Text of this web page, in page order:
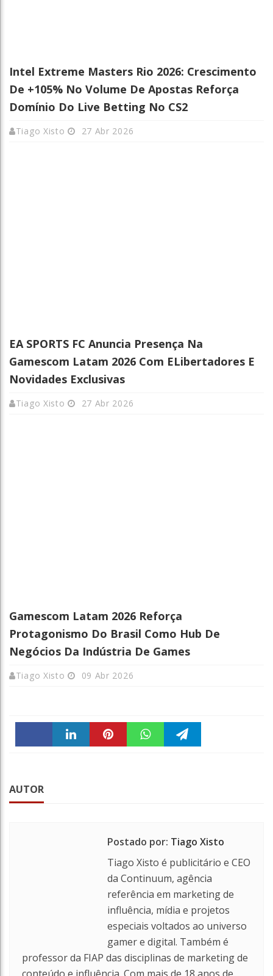
Intel Extreme Masters Rio 2026: Crescimento
De +105% No Volume De Apostas Reforça
Domínio Do Live Betting No CS2
Tiago Xisto 27 Abr 2026
EA SPORTS FC Anuncia Presença Na
Gamescom Latam 2026 Com ELibertadores E
Novidades Exclusivas
Tiago Xisto 27 Abr 2026
Gamescom Latam 2026 Reforça
Protagonismo Do Brasil Como Hub De
Negócios Da Indústria De Games
Tiago Xisto 09 Abr 2026
AUTOR
Postado por: Tiago Xisto
Tiago Xisto é publicitário e CEO
da Continuum, agência
referência em marketing de
influência, mídia e projetos
especiais voltados ao universo
gamer e digital. Também é
professor da FIAP das disciplinas de marketing de
conteúdo e influência. Com mais de 18 anos de